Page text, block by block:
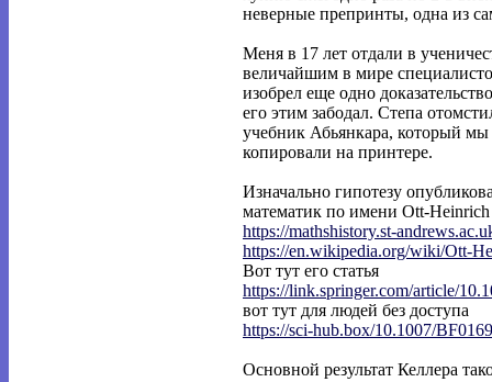
неверные препринты, одна из
Меня в 17 лет отдали в
величайшим в мире
изобрел еще одно
его этим забодал. Степа
учебник Абьянкара, который
копировали на принтере.
Изначально гипотезу
математик по имени Ott-
https://mathshistory.st-
https://en.wikipedia.org/wiki/Ott-
Вот тут его статья
https://link.springer.com/article/
вот тут для людей без доступа
https://sci-hub.box/10.1007/
Основной результат Келлера